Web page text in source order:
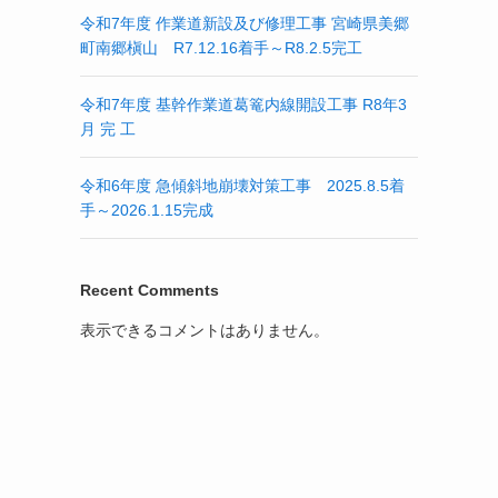
令和7年度 作業道新設及び修理工事 宮崎県美郷
町南郷槇山 R7.12.16着手～R8.2.5完工
令和7年度 基幹作業道葛篭内線開設工事 R8年3
月 完 工
令和6年度 急傾斜地崩壊対策工事 2025.8.5着
手～2026.1.15完成
Recent Comments
表示できるコメントはありません。